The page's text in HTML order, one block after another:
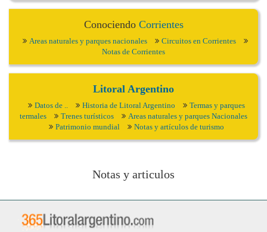
Conociendo Corrientes
Areas naturales y parques nacionales
Circuitos en Corrientes
Notas de Corrientes
Litoral Argentino
Datos de .. Historia de Litoral Argentino
Termas y parques
termales
Trenes turísticos
Areas naturales y parques Nacionales
Patrimonio mundial
Notas y artículos de turismo
Notas y articulos